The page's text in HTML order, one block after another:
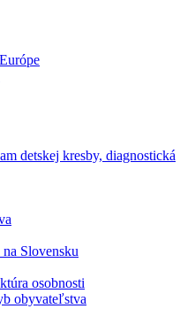
detskej kresby, diagnostická
Slovensku
osobnosti
obyvateľstva